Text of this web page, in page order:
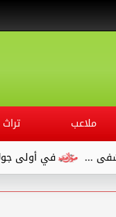
ملاعب تراث
في أولى جولاته